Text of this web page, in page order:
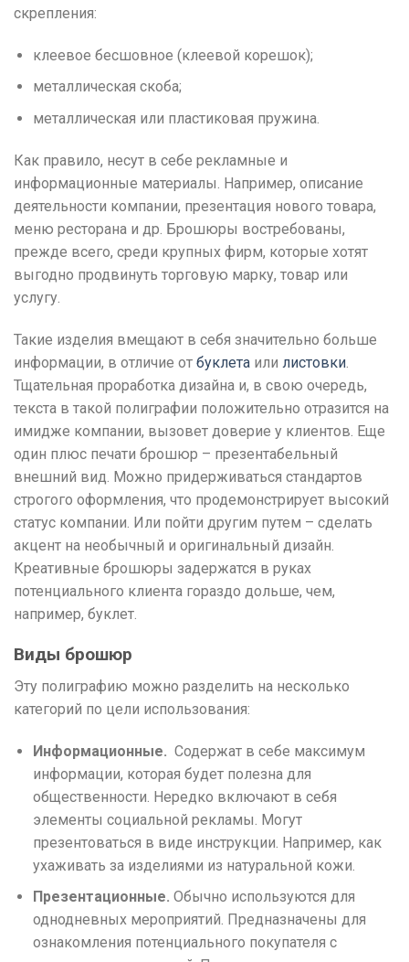
скрепления:
клеевое бесшовное (клеевой корешок);
металлическая скоба;
металлическая или пластиковая пружина.
Как правило, несут в себе рекламные и
информационные материалы. Например, описание
деятельности компании, презентация нового товара,
меню ресторана и др. Брошюры востребованы,
прежде всего, среди крупных фирм, которые хотят
выгодно продвинуть торговую марку, товар или
услугу.
Такие изделия вмещают в себя значительно больше
информации, в отличие от буклета или листовки
Тщательная проработка дизайна и, в свою очередь,
текста в такой полиграфии положительно отразится на
имидже компании, вызовет доверие у клиентов. Еще
один плюс печати брошюр – презентабельный
внешний вид. Можно придерживаться стандартов
строгого оформления, что продемонстрирует высокий
статус компании. Или пойти другим путем – сделать
акцент на необычный и оригинальный дизайн.
Креативные брошюры задержатся в руках
потенциального клиента гораздо дольше, чем,
например, буклет.
Виды брошюр
Эту полиграфию можно разделить на несколько
категорий по цели использования:
Информационные. Содержат в себе максимум
информации, которая будет полезна для
общественности. Нередко включают в себя
элементы социальной рекламы. Могут
презентоваться в виде инструкции. Например, как
ухаживать за изделиями из натуральной кожи.
Презентационные. Обычно используются для
однодневных мероприятий. Предназначены для
ознакомления потенциального покупателя с